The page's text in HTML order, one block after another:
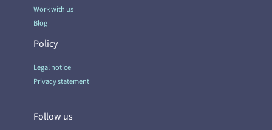
Work with us
Blog
Policy
Legal notice
Privacy statement
Follow us